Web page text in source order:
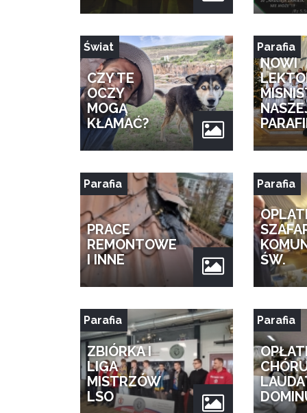
CZY TE
OCZY
MOGĄ
KŁAMAĆ?
Świat
NOWI
Parafia
PRACE
REMONTOWE
I INNE
Parafia
ŚW.
Parafia
ZBIÓRKA I
LIGA
MISTRZÓW
LSO
Parafia Parafia